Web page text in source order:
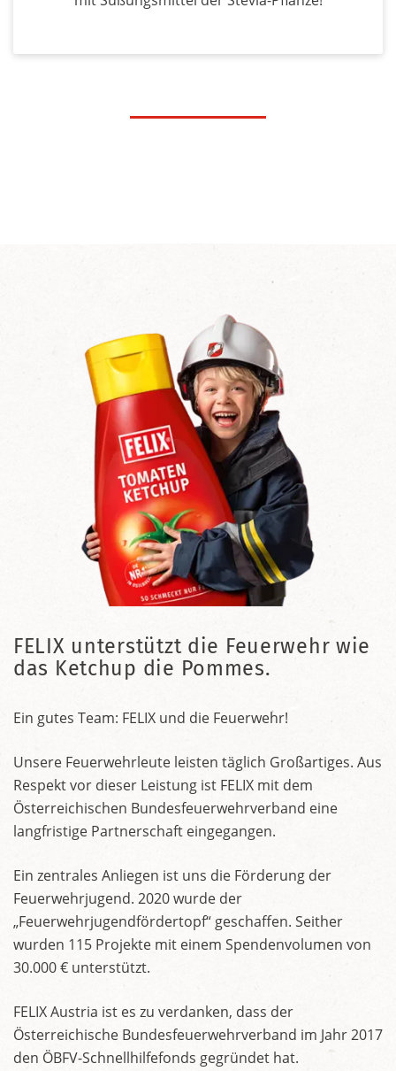
FELIX unterstützt die Feuerwehr wie
das Ketchup die Pommes.
Ein gutes Team: FELIX und die Feuerwehr!
Unsere Feuerwehrleute leisten täglich Großartiges. Aus
Respekt vor dieser Leistung ist FELIX mit dem
Österreichischen Bundesfeuerwehrverband eine
langfristige Partnerschaft eingegangen.
Ein zentrales Anliegen ist uns die Förderung der
Feuerwehrjugend. 2020 wurde der
„Feuerwehrjugendfördertopf“ geschaffen. Seither
wurden 115 Projekte mit einem Spendenvolumen von
30.000 € unterstützt.
FELIX Austria ist es zu verdanken, dass der
Österreichische Bundesfeuerwehrverband im Jahr 2017
den ÖBFV-Schnellhilfefonds gegründet hat.